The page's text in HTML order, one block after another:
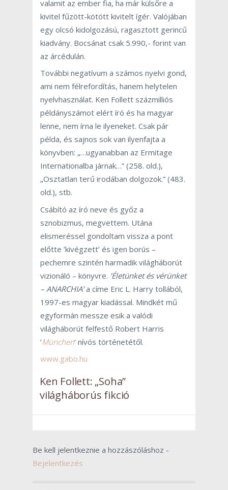
valamit az ember fia, ha már külsőre a
kivitel fűzött-kötött kivitelt ígér. Valójában
egy olcsó kidolgozású, ragasztott gerincű
kiadvány. Bocsánat csak 5.990,- forint van
az árcédulán.
További negatívum a számos nyelvi gond,
ami nem félrefordítás, hanem helytelen
nyelvhasználat. Ken Follett százmilliós
példányszámot elért író és ha magyar
lenne, nem írna le ilyeneket. Csak pár
példa, és sajnos sok van ilyenfajta a
könyvben: „…ugyanabban az Ermitage
Internationalba járnak…” (258. old.),
„Osztatlan terű irodában dolgozok.” (483.
old.), stb.
Csábító az író neve és győz a
sznobizmus, megvettem. Utána
elismeréssel gondoltam vissza a pont
előtte ’kivégzett’ és igen borús –
pechemre szintén harmadik világháborút
vizionáló – könyvre. ’Életünket és vérünket
– ANARCHIA’a címe Eric L. Harry tollából,
1997-es magyar kiadással. Mindkét mű
egyformán messze esik a valódi
világháborút felfestő Robert Harris
’München’ nívós történetétől.
www.gabo.hu
Ken Follett: „Soha”
világháborús fikció
Be kell jelentkeznie a hozzászóláshoz -
Bejelentkezés